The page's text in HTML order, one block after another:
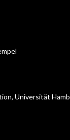
Universität